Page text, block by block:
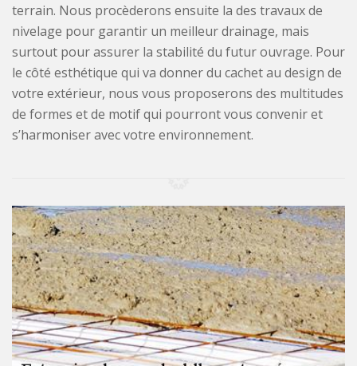
terrain. Nous procèderons ensuite la des travaux de
nivelage pour garantir un meilleur drainage, mais
surtout pour assurer la stabilité du futur ouvrage. Pour
le côté esthétique qui va donner du cachet au design de
votre extérieur, nous vous proposerons des multitudes
de formes et de motif qui pourront vous convenir et
s’harmoniser avec votre environnement.